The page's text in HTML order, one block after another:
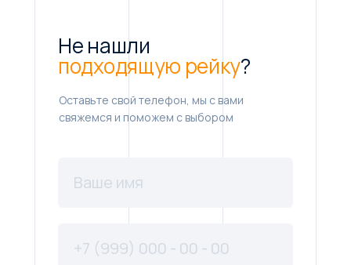
Не нашли
подходящую рейку?
Оставьте свой телефон, мы с вами
свяжемся и поможем с выбором